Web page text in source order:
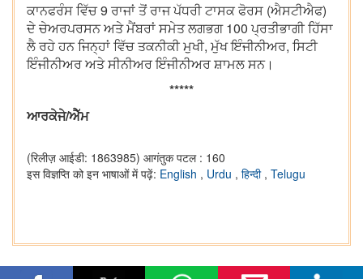
ਕਾਨਫਰੰਸ ਵਿੱਚ 9 ਰਾਜਾਂ ਤੋਂ ਰਾਜ ਪੱਧਰੀ ਟਾਸਕ ਫੋਰਸ (ਐਸਟੀਐਫ)
ਦੇ ਚੇਅਰਪਰਸਨ ਅਤੇ ਮੈਂਬਰਾਂ ਸਮੇਤ ਲਗਭਗ 100 ਪ੍ਰਤੀਭਾਗੀ ਹਿੱਸਾ
ਲੈ ਰਹੇ ਹਨ ਜਿਨ੍ਹਾਂ ਵਿੱਚ ਤਕਨੀਕੀ ਮੁਖੀ, ਮੁੱਖ ਇੰਜੀਨੀਅਰ, ਸਿਟੀ
ਇੰਜੀਨੀਅਰ ਅਤੇ ਸੀਨੀਅਰ ਇੰਜੀਨੀਅਰ ਸ਼ਾਮਲ ਸਨ।
*****
ਆਰਕੇਜੇ/ਐੱਮ
(रिलीज़ आईडी: 1863985) आगंतुक पटल : 160
इस विज्ञप्ति को इन भाषाओं में पढ़ें: English , Urdu , हिन्दी , Telugu